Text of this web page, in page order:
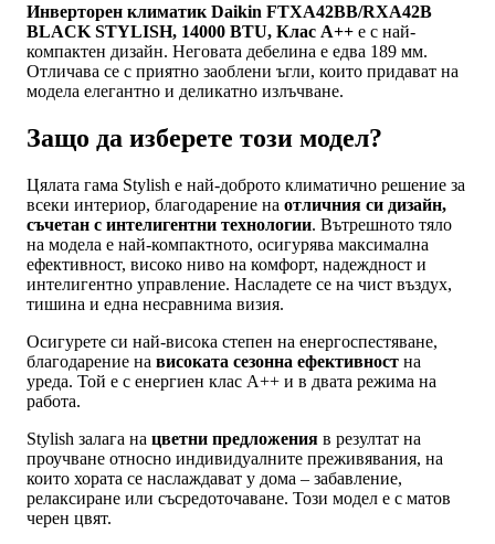
Инверторен климатик Daikin FTXA42BB/RXA42B
BLACK STYLISH, 14000 BTU, Клас A++ е с най-
компактен дизайн. Неговата дебелина е едва 189 мм.
Отличава се с приятно заоблени ъгли, които придават на
модела елегантно и деликатно излъчване.
Защо да изберете този модел?
Цялата гама Stylish е най-доброто климатично решение за
всеки интериор, благодарение на отличния си дизайн,
съчетан с интелигентни технологии. Вътрешното тяло
на модела е най-компактното, осигурява максимална
ефективност, високо ниво на комфорт, надеждност и
интелигентно управление. Насладете се на чист въздух,
тишина и една несравнима визия.
Осигурете си най-висока степен на енергоспестяване,
благодарение на високата сезонна ефективност на
уреда. Той е с енергиен клас A++ и в двата режима на
работа.
Stylish залага на цветни предложения в резултат на
проучване относно индивидуалните преживявания, на
които хората се наслаждават у дома – забавление,
релаксиране или съсредоточаване. Този модел е с матов
черен цвят.